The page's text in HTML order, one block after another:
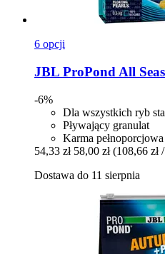
6 opcji
JBL ProPond All
-6%
Dla wszystkich ryb
Pływający granulat
Karma pełnoporcjowa
54,33 zł 58,00 zł (108,66 zł
Dostawa do 11 sierpnia